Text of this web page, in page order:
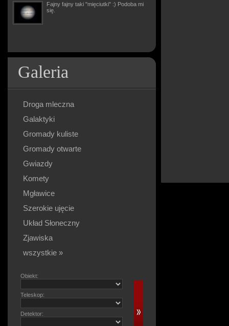
Fajny fajny taki "mięciutki" :) Podoba mi
się.
Galeria
Droga mleczna
Galaktyki
Gromady kuliste
Gromady otwarte
Gwiazdy
Komety
Mgławice
Szerokie ujęcie
Układ Słoneczny
Zjawiska
wszystkie »
Obiekt:
Teleskop:
Detektor: